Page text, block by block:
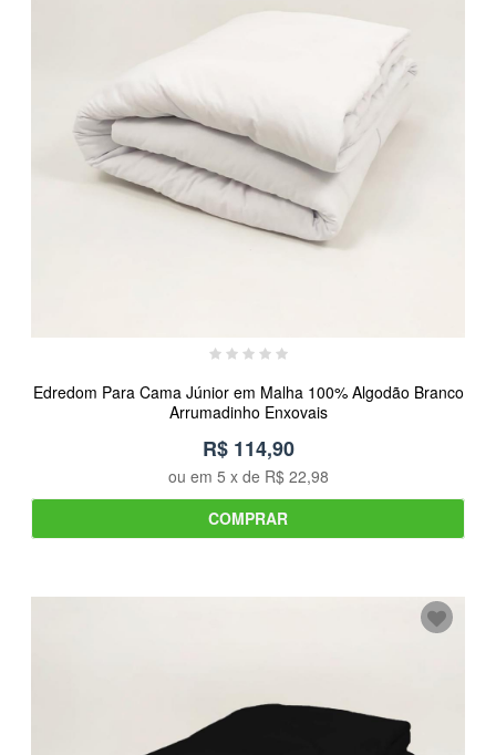
Edredom Para Cama Júnior em Malha 100% Algodão Branco
Arrumadinho Enxovais
R$ 114,90
ou em 5 x de R$ 22,98
COMPRAR